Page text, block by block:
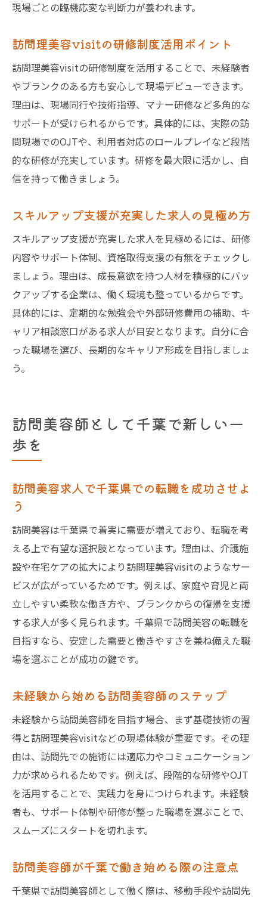
現場ごとの臨機応変な判断力が養われます。
訪問理美容visitの研修制度活用ポイント
訪問理美容visitの研修制度を活用することで、未経験者
やブランクのある方も安心して現場デビューできます。
理由は、現場同行や技術指導、マナー研修など多角的な
サポートが受けられるからです。具体的には、実際の訪
問現場でのOJTや、利用者対応のロールプレイなど段階
的な研修が充実しています。研修を最大限に活かし、自
信を持って働きましょう。
スキルアップ支援が充実した求人の見極め方
スキルアップ支援が充実した求人を見極めるには、研修
内容やサポート体制、資格取得支援の有無をチェックし
ましょう。理由は、成長意欲を持つ人材を積極的にバッ
クアップする企業は、働く環境も整っているからです。
具体的には、定期的な勉強会や外部研修費用の補助、キ
ャリア相談窓口がある求人が目安となります。自分に合
った職場を選び、長期的なキャリア形成を目指しましょ
う。
訪問美容師として千葉で新しい一
歩を
訪問美容求人で千葉県での転職を成功させよ
う
訪問美容は千葉県で着実に需要が増えており、転職を考
える上で有望な選択肢となっています。理由は、介護施
設や在宅ケアの拡大により訪問理美容visitのようなサー
ビスが広がっているためです。例えば、家庭や育児と両
立しやすい柔軟な働き方や、ブランクからの復帰を支援
する求人が多く見られます。千葉県で訪問美容の転職を
目指すなら、安定した需要と働きやすさを兼ね備えた職
場を選ぶことが成功の鍵です。
未経験から始める訪問美容師のステップ
未経験から訪問美容師を目指す場合、まず基礎技術の習
得と訪問理美容visitなどの現場体験が重要です。その理
由は、訪問先での施術には適応力やコミュニケーション
力が求められるためです。例えば、段階的な研修やOJT
を活用することで、実践力を身につけられます。未経験
者も、サポート体制や研修が整った職場を選ぶことで、
スムーズにスタートを切れます。
訪問美容師が千葉で働き始める際の注意点
千葉県で訪問美容師として働く際は、移動手段や訪問先